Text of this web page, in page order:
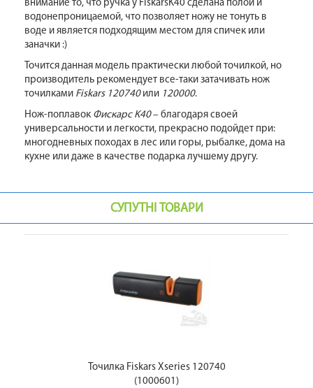
внимание то, что ручка у FiskarsK40 сделана полой и
водонепроницаемой, что позволяет ножу не тонуть в
воде и является подходящим местом для спичек или
заначки :)
Точится данная модель практически любой точилкой, но
производитель рекомендует все-таки затачивать нож
точилками Fiskars 120740или 120000.
Нож-поплавок Фискарс K40– благодаря своей
универсальности и легкости, прекрасно подойдет при:
многодневных походах в лес или горы, рыбалке, дома на
кухне или даже в качестве подарка лучшему другу.
СУПУТНІ ТОВАРИ
Точилка Fiskars Xseries 120740
(1000601)